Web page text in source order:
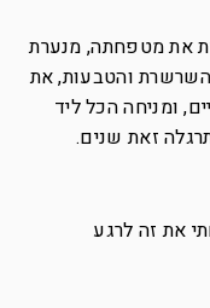
את מטפחתה, מנערת
והטבעות, את
ומניחה הכל ליד
זאת שנים.
את זה לרגע